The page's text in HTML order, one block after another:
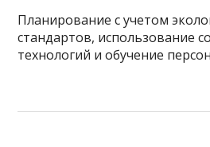
Планирование с учетом
стандартов, использование
технологий и обучение